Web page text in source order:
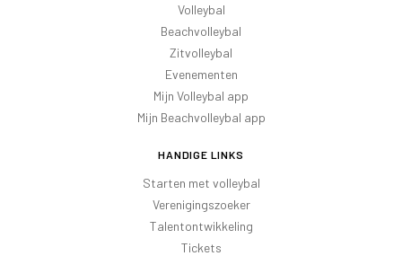
Volleybal
Beachvolleybal
Zitvolleybal
Evenementen
Mijn Volleybal app
Mijn Beachvolleybal app
HANDIGE LINKS
Starten met volleybal
Verenigingszoeker
Talentontwikkeling
Tickets